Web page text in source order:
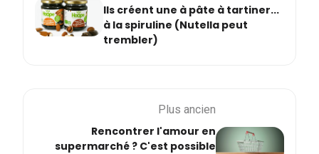
Ils créent une à pâte à tartiner...
à la spiruline (Nutella peut
trembler)
Plus ancien
Rencontrer l'amour en
supermarché ? C'est possible